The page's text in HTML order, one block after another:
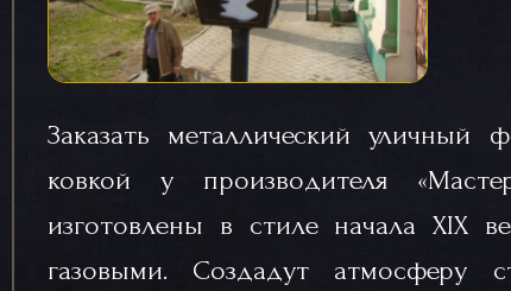
Заказать металлический уличный
ковкой у производителя
изготовлены в стиле начала XIX
газовыми. Создадут атмосферу